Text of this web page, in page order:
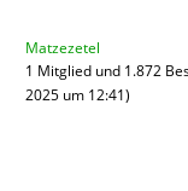
Matzezetel
1 Mitglied und 1.872
2025 um 12:41)